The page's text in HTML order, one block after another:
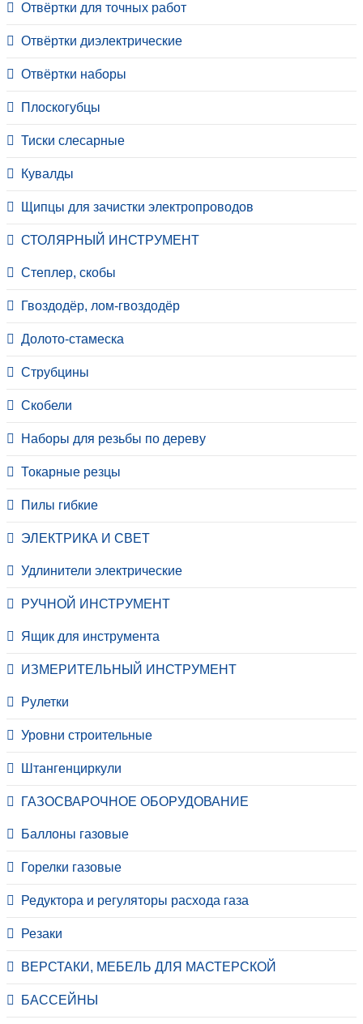
Отвёртки для точных работ
Отвёртки диэлектрические
Отвёртки наборы
Плоскогубцы
Тиски слесарные
Кувалды
Щипцы для зачистки электропроводов
СТОЛЯРНЫЙ ИНСТРУМЕНТ
Степлер, скобы
Гвоздодёр, лом-гвоздодёр
Долото-стамеска
Струбцины
Скобели
Наборы для резьбы по дереву
Токарные резцы
Пилы гибкие
ЭЛЕКТРИКА И СВЕТ
Удлинители электрические
РУЧНОЙ ИНСТРУМЕНТ
Ящик для инструмента
ИЗМЕРИТЕЛЬНЫЙ ИНСТРУМЕНТ
Рулетки
Уровни строительные
Штангенциркули
ГАЗОСВАРОЧНОЕ ОБОРУДОВАНИЕ
Баллоны газовые
Горелки газовые
Редуктора и регуляторы расхода газа
Резаки
ВЕРСТАКИ, МЕБЕЛЬ ДЛЯ МАСТЕРСКОЙ
БАССЕЙНЫ